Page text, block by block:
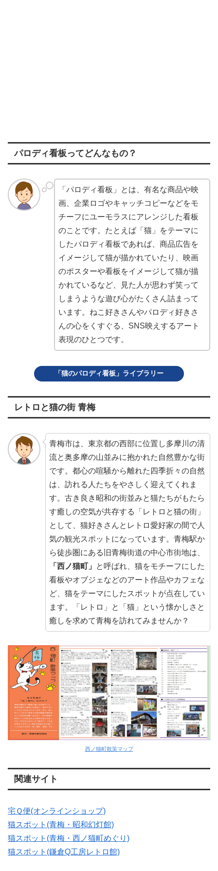
パロディ看板ってどんなもの？
「パロディ看板」とは、有名な商品や映
画、企業ロゴやキャッチコピーなどをモ
チーフにユーモラスにアレンジした看板
のことです。たとえば「猫」をテーマに
したパロディ看板であれば、商品広告を
イメージして猫が描かれていたり、映画
のポスターや看板をイメージして猫が描
かれているなど、見た人が思わず笑って
しまうような遊び心がたくさん詰まって
います。ねこ好きさんやパロディ好きさ
んの心をくすぐる、SNS映えするアート
表現のひとつです。
「猫のパロディ看板」ライブラリー
レトロと猫の街 青梅
青梅市は、東京都の西部に位置し多摩川の清
流と奥多摩の山並みに抱かれた自然豊かな街
です。都心の喧騒から離れた四季折々の自然
は、訪れる人たちをやさしく迎えてくれま
す。古き良き昭和の街並みと猫たちがもたら
す癒しの空気が共存する「レトロと猫の街」
として、猫好きさんとレトロ愛好家の間で人
気の観光スポットになっています。青梅駅か
ら徒歩圏にある旧青梅街道の中心市街地は、
「西ノ猫町」
と呼ばれ、猫をモチーフにした
看板やオブジェなどのアート作品やカフェな
ど、猫をテーマにしたスポットが点在してい
ます。「レトロ」と「猫」という懐かしさと
癒しを求めて青梅を訪れてみませんか？
西ノ猫町散策マップ
関連サイト
宅Ｑ便(オンラインショップ)
猫スポット(青梅・昭和幻灯館)
猫スポット(青梅・西ノ猫町めぐり)
猫スポット(鎌倉Q工房レトロ館)